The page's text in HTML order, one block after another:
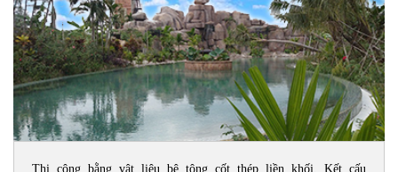
Thi công bằng vật liệu bê tông cốt thép liền khối, Kết cấu